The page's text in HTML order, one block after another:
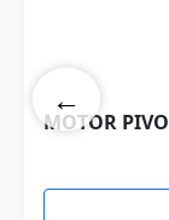
←
MOTOR